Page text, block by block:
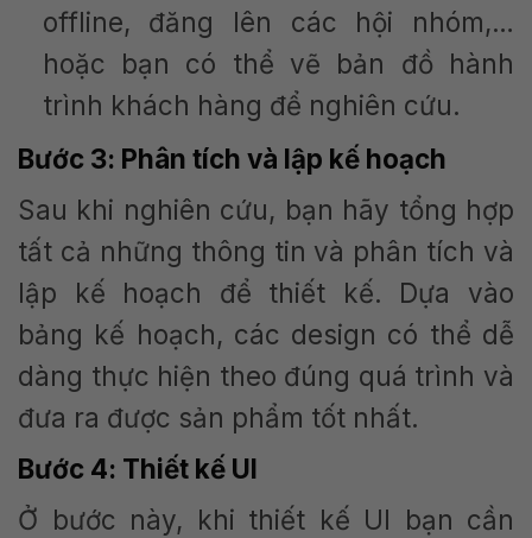
offline, đăng lên các hội nhóm,…
hoặc bạn có thể vẽ bản đồ hành
trình khách hàng để nghiên cứu.
Bước 3: Phân tích và lập kế hoạch
Sau khi nghiên cứu, bạn hãy tổng hợp
tất cả những thông tin và phân tích và
lập kế hoạch để thiết kế. Dựa vào
bảng kế hoạch, các design có thể dễ
dàng thực hiện theo đúng quá trình và
đưa ra được sản phẩm tốt nhất.
Bước 4: Thiết kế UI
Ở bước này, khi thiết kế UI bạn cần